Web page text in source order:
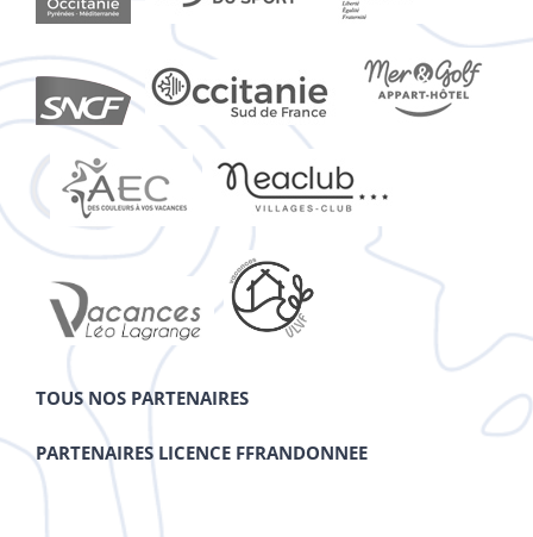
TOUS NOS PARTENAIRES
PARTENAIRES LICENCE FFRANDONNEE